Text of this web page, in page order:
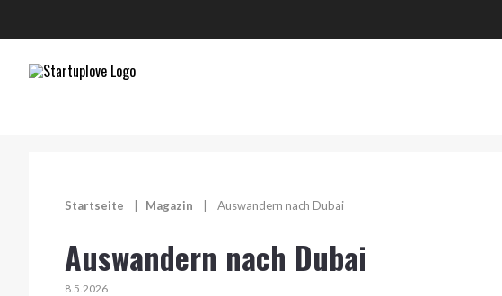
Startseite Magazin Auswandern nach Dubai
Auswandern nach Dubai
8.5.2026